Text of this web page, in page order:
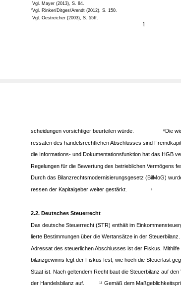
1
Vgl. Mayer (2013), S. 84.
4Vgl. Rinker/Ditges/Arendt (2012), S. 150.
Vgl. Oestreicher (2003), S. 55ff.
scheidungen vorsichtiger beurteilen würde. 6 Die
ressaten des handelsrechtlichen Abschlusses sind
die Informations- und Dokumentationsfunktion hat das HGB
Regelungen für die Bewertung des betrieblichen Vermögens
Durch das Bilanzrechtsmodernisierungsgesetz (BilMoG)
ressen der Kapitalgeber weiter gestärkt. 9
2.2. Deutsches Steuerrecht
Das deutsche Steuerrecht (STR) enthält im
lierte Bestimmungen über die Wertansätze in der Steuerbilanz.
Adressat des steuerlichen Abschlusses ist der Fiskus. Mithilfe
bilanzgewinns legt der Fiskus fest, wie hoch die Steuerlast
Staat ist. Nach geltendem Recht baut die Steuerbilanz auf den
der Handelsbilanz auf.
11 Gemäß dem